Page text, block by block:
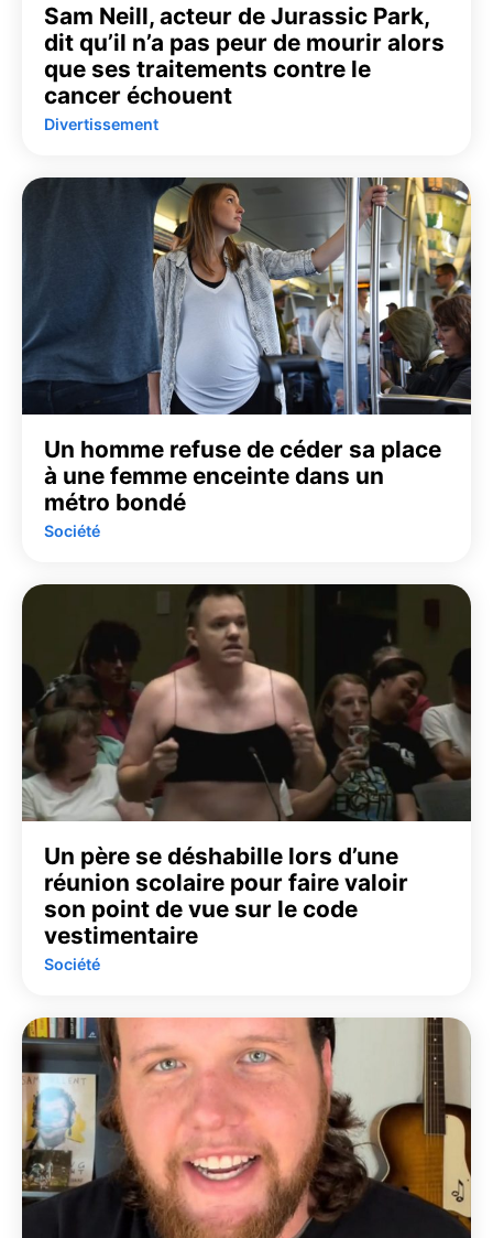
Sam Neill, acteur de Jurassic Park,
dit qu’il n’a pas peur de mourir alors
que ses traitements contre le
cancer échouent
Divertissement
Un homme refuse de céder sa place
à une femme enceinte dans un
métro bondé
Société
Un père se déshabille lors d’une
réunion scolaire pour faire valoir
son point de vue sur le code
vestimentaire
Société